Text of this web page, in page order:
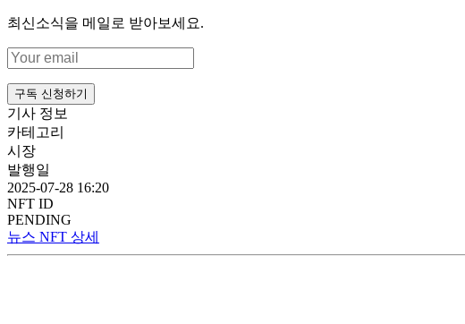
최신소식을 메일로 받아보세요.
구독 신청하기
기사 정보
카테고리
시장
발행일
2025-07-28 16:20
NFT ID
PENDING
뉴스 NFT 상세